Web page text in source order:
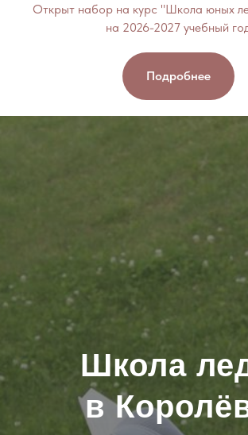
Открыт набор на курс "Школа юных
на 2026-2027 учебный
Подробнее
Школа
в